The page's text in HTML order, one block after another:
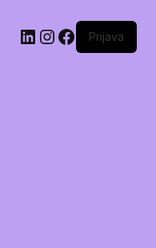
Prijava